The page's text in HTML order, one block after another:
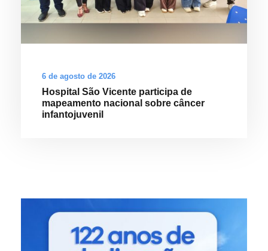
6 de agosto de 2026
Hospital São Vicente participa de
mapeamento nacional sobre câncer
infantojuvenil